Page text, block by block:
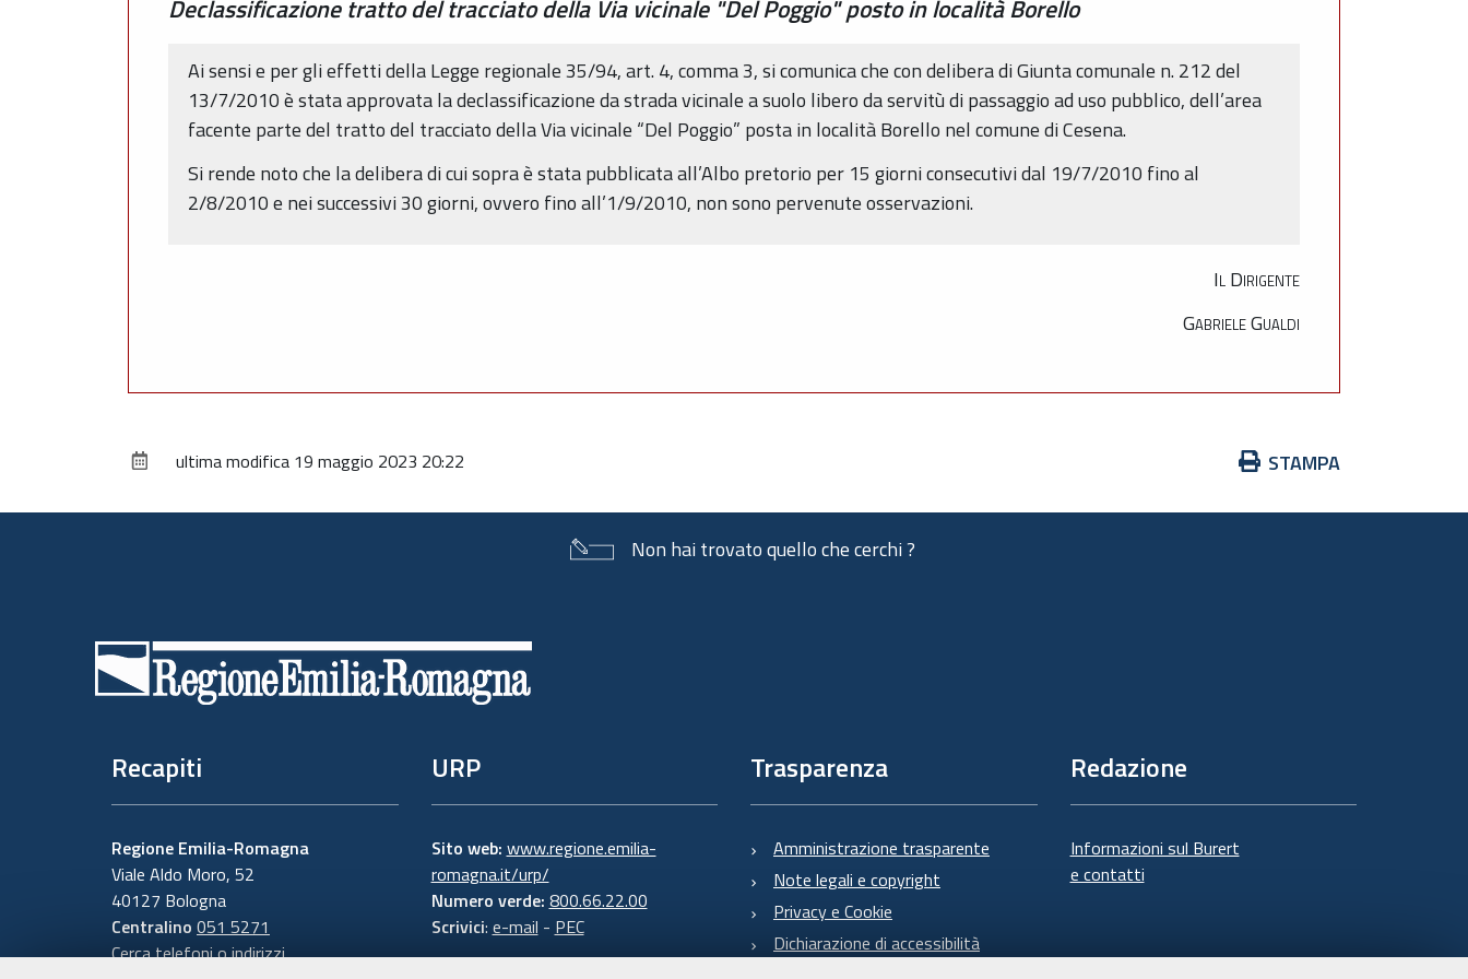
Declassificazione tratto del tracciato della Via vicinale "Del Poggio" posto in località Borello
Ai sensi e per gli effetti della Legge regionale 35/94, art. 4, comma 3, si comunica che con delibera di Giunta comunale n. 212 del
13/7/2010 è stata approvata la declassificazione da strada vicinale a suolo libero da servitù di passaggio ad uso pubblico, dell’area
facente parte del tratto del tracciato della Via vicinale “Del Poggio” posta in località Borello nel comune di Cesena.
Si rende noto che la delibera di cui sopra è stata pubblicata all’Albo pretorio per 15 giorni consecutivi dal 19/7/2010 fino al
2/8/2010 e nei successivi 30 giorni, ovvero fino all’1/9/2010, non sono pervenute osservazioni.
Il Dirigente
Gabriele Gualdi
Azioni
documento
STAMPA
ultima modifica 19 maggio 2023 20:22
Non hai trovato quello che cerchi ?
Recapiti
Regione Emilia-Romagna
Viale Aldo Moro, 52
40127 Bologna
Centralino 051 5271
Cerca telefoni o indirizzi
URP
Sito web: www.regione.emilia-
romagna.it/urp/
Numero verde: 800.66.22.00
Scrivici: e-mail - PEC
Trasparenza
Amministrazione trasparente
Note legali e copyright
Privacy e Cookie
Dichiarazione di accessibilità
Redazione
Informazioni sul Burert
e contatti